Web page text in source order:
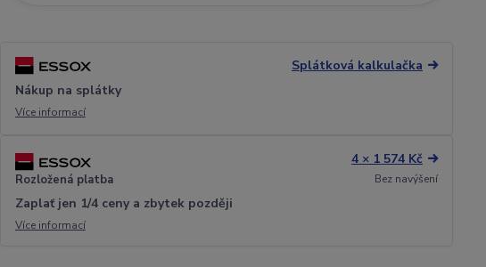
Splátková kalkulačka
Nákup na splátky
Více informací
Rozložená platba
4 × 1 574 Kč
Bez navýšení
Zaplať jen 1/4 ceny a zbytek později
Více informací